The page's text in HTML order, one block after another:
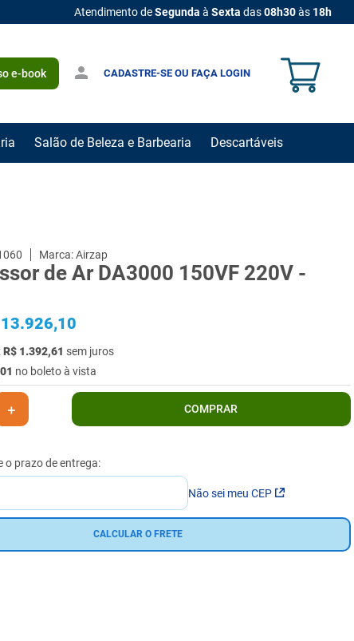
Atendimento deSegunda à Sexta das08h30às 18h
e-book CADASTRE-SE OU FAÇA LOGIN
Salão de Beleza e Barbearia Descartáveis
Airzap
de Ar DA3000 150VF 220V -
13.926,10
R$ 1.392,61 sem juros
01 no boleto à vista
＋ COMPRAR
Não sei meu CEP
CALCULAR O FRETE